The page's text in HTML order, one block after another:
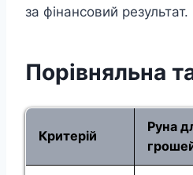
за фінансовий результат.
Порівняльна
Критерій
Руна